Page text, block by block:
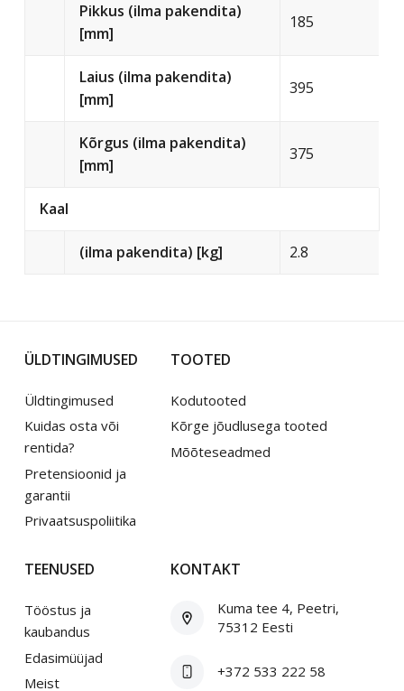
Pikkus (ilma pakendita)
[mm]
185
Laius (ilma pakendita)
[mm]
395
Kõrgus (ilma pakendita)
[mm]
375
Kaal
(ilma pakendita) [kg] 2.8
ÜLDTINGIMUSED
Üldtingimused
Kuidas osta või
rentida?
Pretensioonid ja
garantii
Privaatsuspoliitika
TOOTED
Kodutooted
Kõrge jõudlusega tooted
Mõõteseadmed
TEENUSED
Tööstus ja
kaubandus
Edasimüüjad
Meist
KONTAKT
Kuma tee 4, Peetri,
75312 Eesti
+372 533 222 58